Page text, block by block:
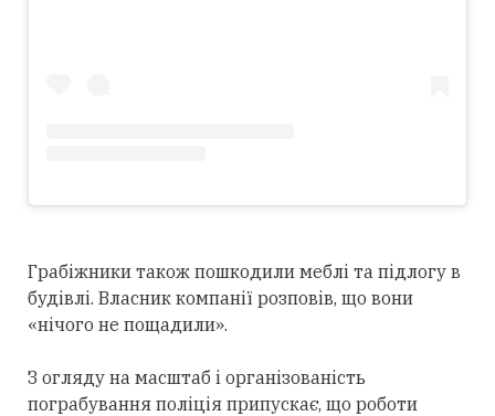
Грабіжники також пошкодили меблі та підлогу в
будівлі. Власник компанії розповів, що вони
«нічого не пощадили».
З огляду на масштаб і організованість
пограбування поліція припускає, що роботи